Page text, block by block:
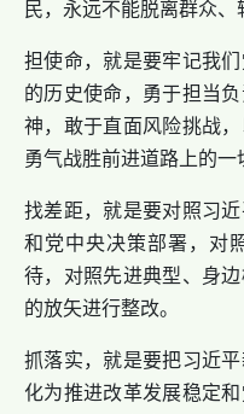
民，永远不能脱离群众、
担使命，就是要牢记我
的历史使命，勇于担当
神，敢于直面风险挑战
勇气战胜前进道路上的一
找差距，就是要对照习
和党中央决策部署，对
待，对照先进典型、身
的放矢进行整改。
抓落实，就是要把习近
化为推进改革发展稳定